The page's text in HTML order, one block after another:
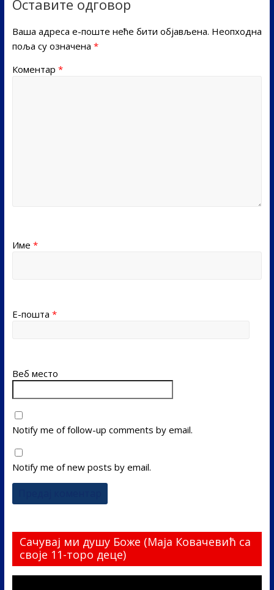
Оставите одговор
Ваша адреса е-поште неће бити објављена. Неопходна
поља су означена *
Коментар *
Име *
Е-пошта *
Веб место
Notify me of follow-up comments by email.
Notify me of new posts by email.
Сачувај ми душу Боже (Маја Ковачевић са
своје 11-торо деце)